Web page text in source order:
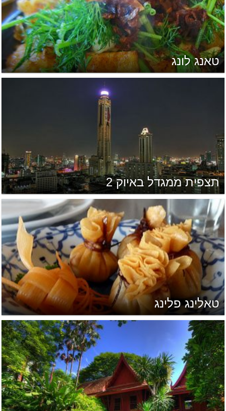
טאנג לונג
תצפית ממגדל באיוק 2
טאלינג פלינג